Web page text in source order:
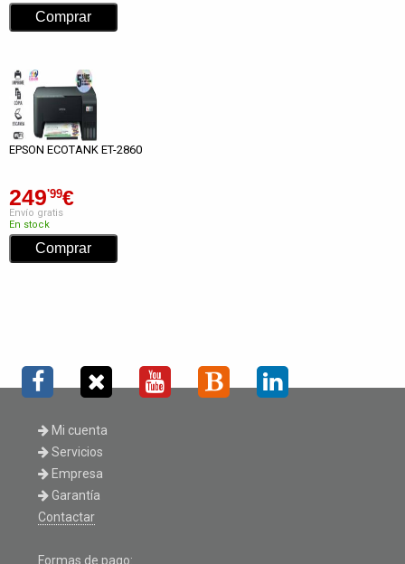
EPSON ECOTANK ET-2860
249'99€
Envío gratis
En stock
Mi cuenta
Servicios
Empresa
Garantía
Contactar
Formas de pago: